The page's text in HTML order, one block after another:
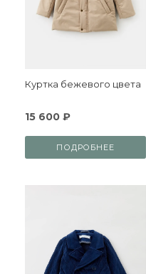
Куртка бежевого цвета
15 600 ₽
ПОДРОБНЕЕ